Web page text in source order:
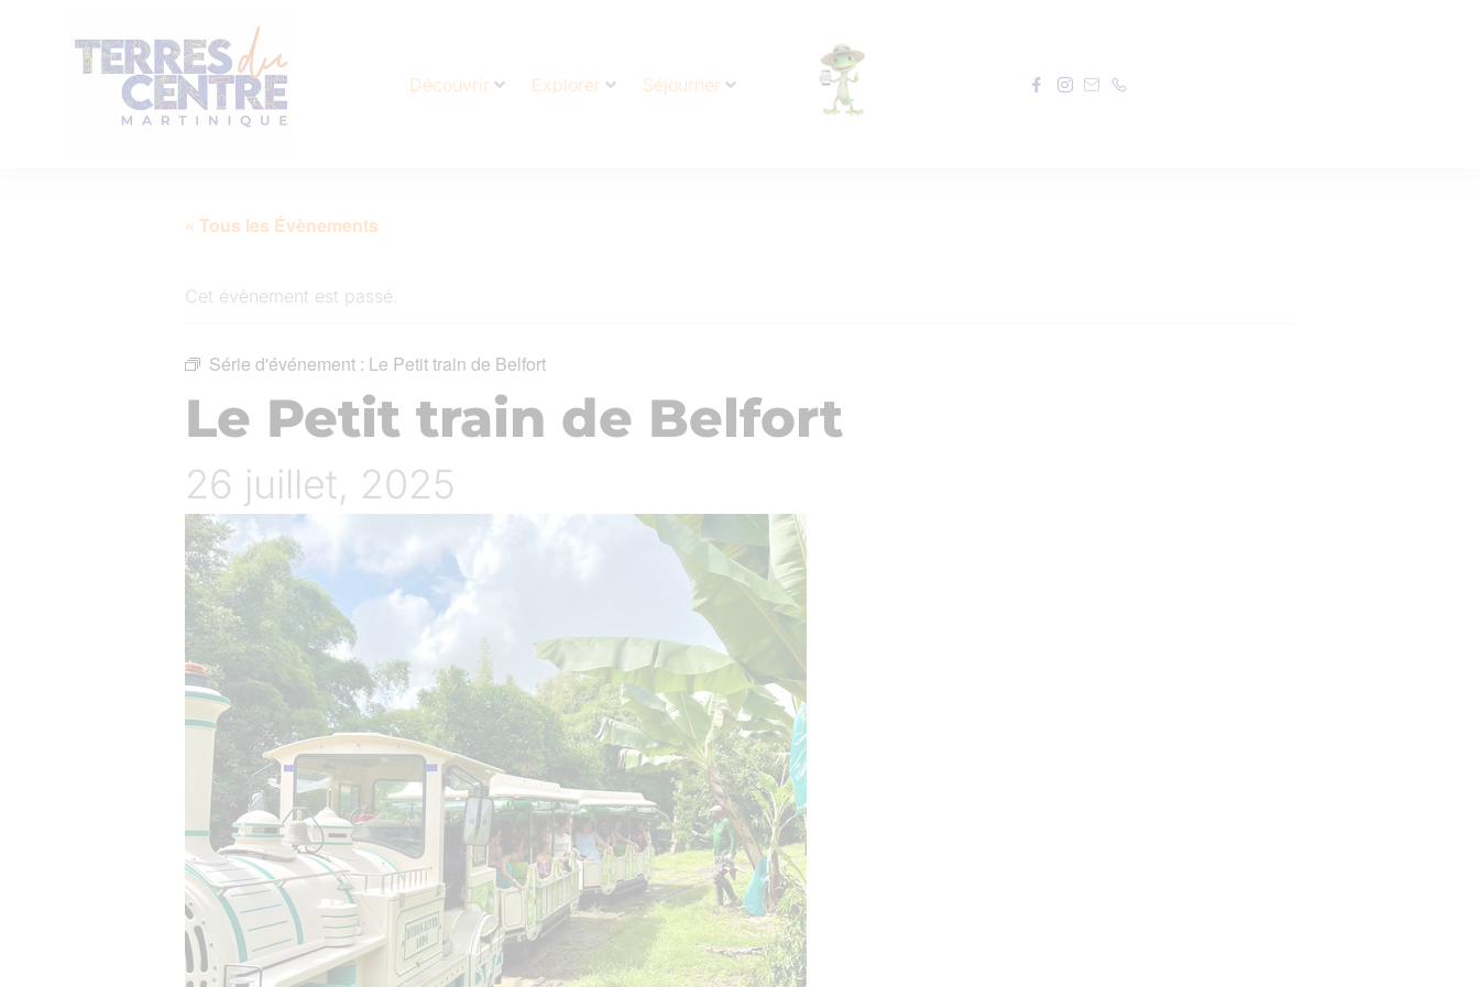
Découvrir Explorer Séjourner
« Tous les Évènements
Cet évènement est passé.
Série d'événement : Le Petit train de Belfort
Le Petit train de Belfort
26 juillet, 2025